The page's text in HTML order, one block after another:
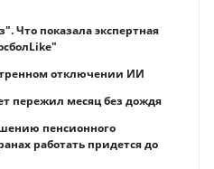
Что показала экспертная
отключении ИИ
пережил месяц без дождя
пенсионного
работать придется до